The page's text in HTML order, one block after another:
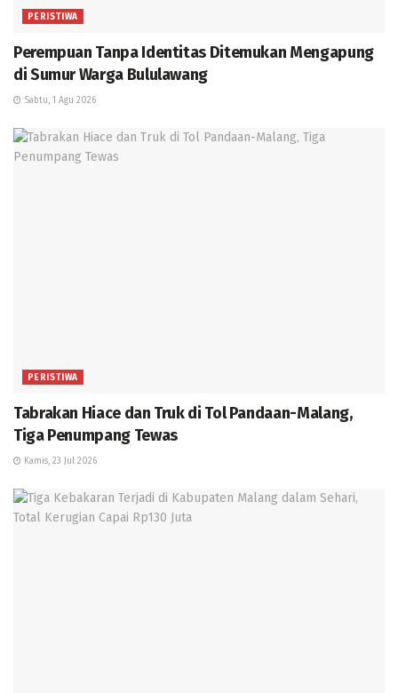
PERISTIWA
Perempuan Tanpa Identitas Ditemukan Mengapung
di Sumur Warga Bululawang
Sabtu, 1 Agu 2026
PERISTIWA
Tabrakan Hiace dan Truk di Tol Pandaan-Malang,
Tiga Penumpang Tewas
Kamis, 23 Jul 2026